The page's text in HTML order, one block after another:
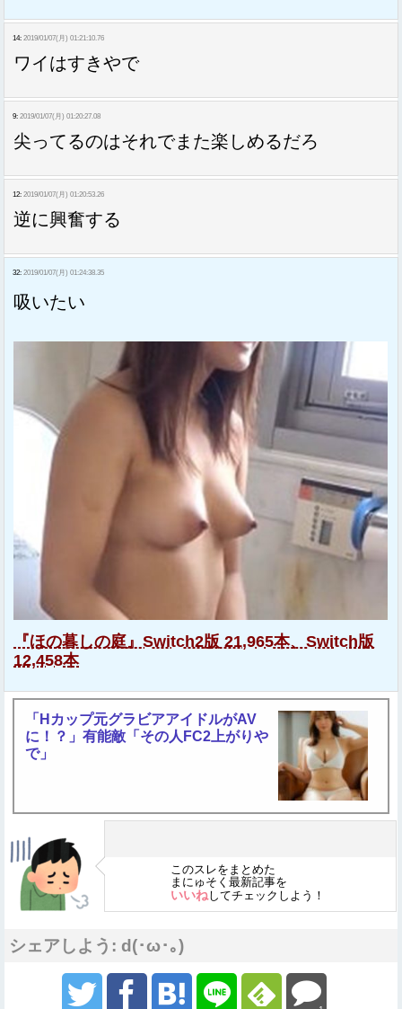
14: 2019/01/07(月) 01:21:10.76
ワイはすきやで
9: 2019/01/07(月) 01:20:27.08
尖ってるのはそれでまた楽しめるだろ
12: 2019/01/07(月) 01:20:53.26
逆に興奮する
32: 2019/01/07(月) 01:24:38.35
吸いたい
『ほの暮しの庭』Switch2版 21,965本、Switch版
12,458本
「Hカップ元グラビアアイドルがAV
に！？」有能敵「その人FC2上がりや
で」
このスレをまとめた
まにゅそく最新記事を
いいねしてチェックしよう！
シェアしよう: d(･ω･｡)